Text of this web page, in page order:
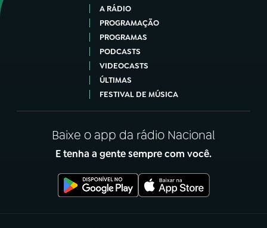
A RÁDIO
PROGRAMAÇÃO
PROGRAMAS
PODCASTS
VIDEOCASTS
ÚLTIMAS
FESTIVAL DE MÚSICA
Baixe o app da rádio Nacional
E tenha a gente sempre com você.